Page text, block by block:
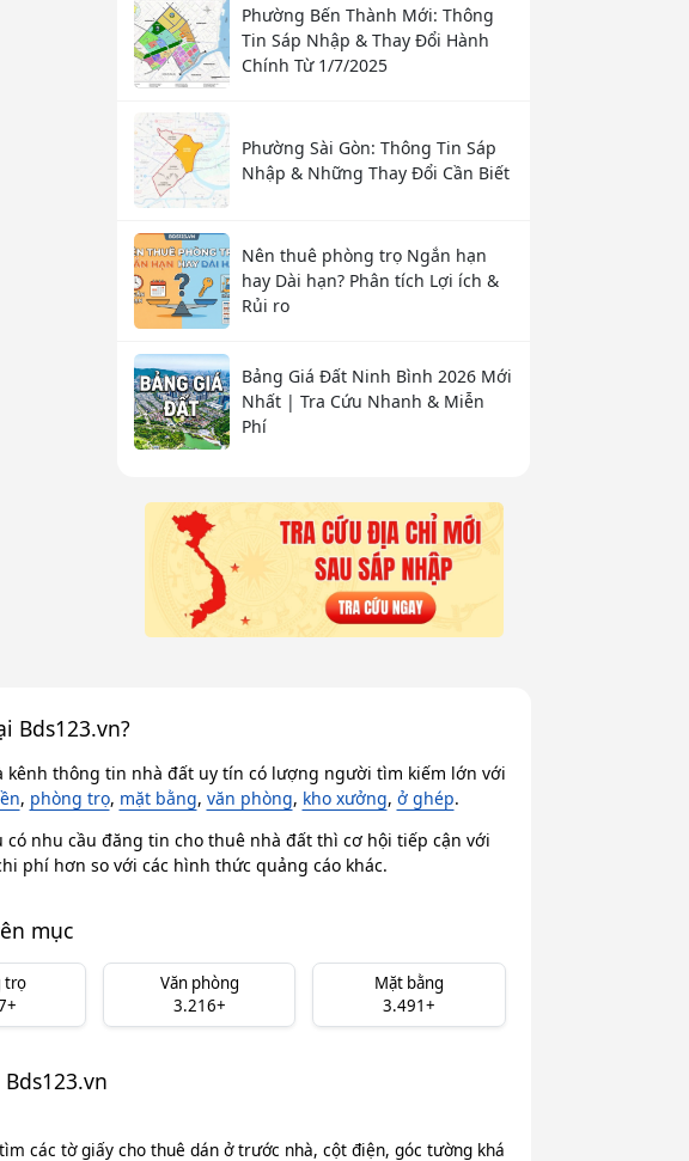
Phường Bến Thành Mới: Thông
Tin Sáp Nhập & Thay Đổi Hành
Chính Từ 1/7/2025
Phường Sài Gòn: Thông Tin Sáp
Nhập & Những Thay Đổi Cần Biết
Nên thuê phòng trọ Ngắn hạn
hay Dài hạn? Phân tích Lợi ích &
Rủi ro
Bảng Giá Đất Ninh Bình 2026 Mới
Nhất | Tra Cứu Nhanh & Miễn
Phí
Bds123.vn?
kênh thông tin nhà đất uy tín có lượng người tìm kiếm lớn với
, phòng trọ, mặt bằng, văn phòng, kho xưởng, ở ghép.
nhu cầu đăng tin cho thuê nhà đất thì cơ hội tiếp cận với
phí hơn so với các hình thức quảng cáo khác.
mục
trọ
Văn phòng
3.216+
Mặt bằng
3.491+
các tờ giấy cho thuê dán ở trước nhà, cột điện, góc tường khá